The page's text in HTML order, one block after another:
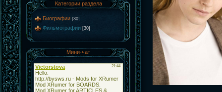
Категории раздела
Биографии [30]
Фильмографии [30]
Мини-чат